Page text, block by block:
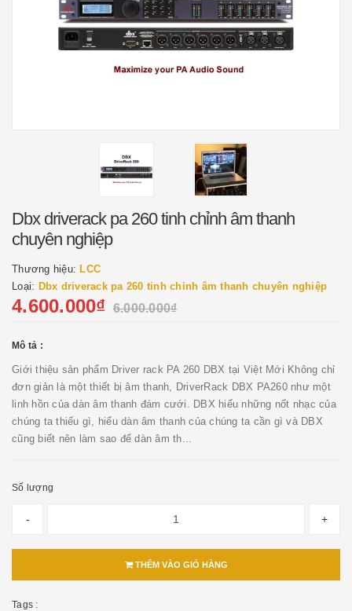
Dbx driverack pa 260 tinh chỉnh âm thanh
chuyên nghiệp
Thương hiệu: LCC
Loại: Dbx driverack pa 260 tinh chỉnh âm thanh chuyên nghiệp
4.600.000₫ 6.000.000₫
Mô tả :
Giới thiệu sản phẩm Driver rack PA 260 DBX tại Việt Mới Không chỉ
đơn giản là một thiết bị âm thanh, DriverRack DBX PA260 như một
linh hồn của dàn âm thanh đám cưới. DBX hiểu những nốt nhạc của
chúng ta thiếu gì, hiểu dàn âm thanh của chúng ta cần gì và DBX
cũng biết nên làm sao để dàn âm th...
Số lượng
- +
THÊM VÀO GIỎ HÀNG
Tags :